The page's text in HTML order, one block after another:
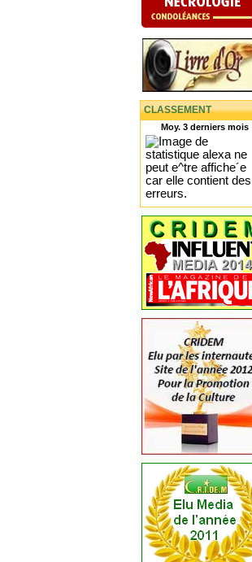
CLASSEMENT
Moy. 3 derniers mois